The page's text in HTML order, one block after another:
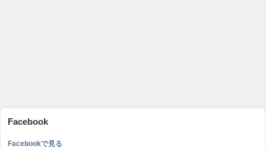
Facebook
Facebookで見る